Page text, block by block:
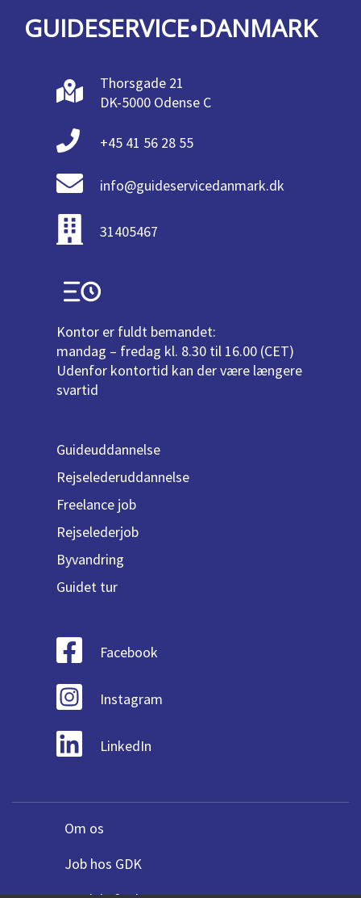
GUIDESERVICE•DANMARK
Thorsgade 21
DK-5000 Odense C
+45 41 56 28 55
info@guideservicedanmark.dk
31405467
Kontor er fuldt bemandet:
mandag – fredag kl. 8.30 til 16.00 (CET)
Udenfor kontortid kan der være længere
svartid
Guideuddannelse
Rejselederuddannelse
Freelance job
Rejselederjob
Byvandring
Guidet tur
Facebook
Instagram
LinkedIn
Om os
Job hos GDK